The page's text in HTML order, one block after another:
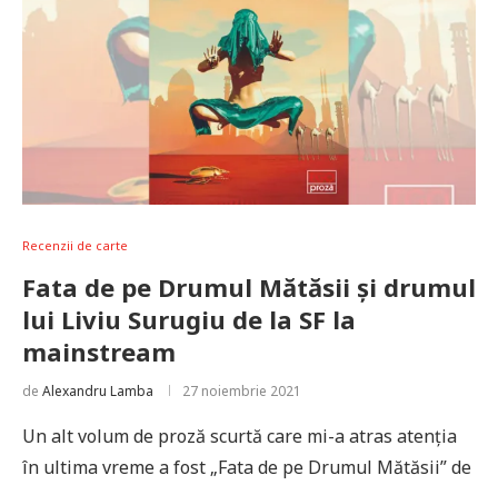
Recenzii de carte
Fata de pe Drumul Mătăsii și drumul
lui Liviu Surugiu de la SF la
mainstream
de Alexandru Lamba 27 noiembrie 2021
Un alt volum de proză scurtă care mi-a atras atenția
în ultima vreme a fost „Fata de pe Drumul Mătăsii” de